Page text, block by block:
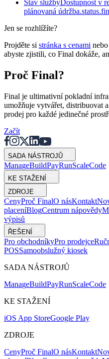
Stav službyDostupnost v
plánovaná údržba.
Jen se rozhlížíte?
Projděte si stránka s cenami
abyste zjistili, co Final dokáže,
Proč Final?
Final je ultimativní pokladní
umožňuje vytvářet, distribuovat
prodej pro každé jedinečné
Začít
SADA NÁSTROJŮ
ManageBuildPayRunScaleCode
KE STAŽENÍ
ZDROJE
CenyProč FinalO násKontakt
placeníBlogCentrum nápovědy
výpisů
ŘEŠENÍ
Pro obchodníkyPro prodejce
POSSamoobslužný kiosek
SADA NÁSTROJŮ
ManageBuildPayRunScaleCode
KE STAŽENÍ
iOS App StoreGoogle Play
ZDROJE
CenyProč FinalO násKontakt